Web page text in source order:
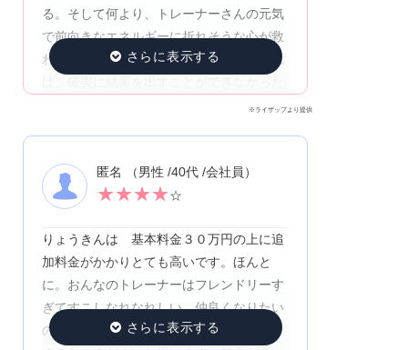
る。そして何より、トレーナーさんの元気
で前向きなエネルギーに折れそうな心が救
われて、頑張り続けられている！いなけれ
※ライザップより提供
匿名 （男性 /40代 /会社員）
★★★★☆
りょうきんは 基本料金３０万円の上に追
加料金がかかりとても高いです。ほんと
に。おんなのトレーナーはフレンドリーす
ぎてすこしなれなれしい。仲良くなりたい
のはわかるがうざいです。結果にコミット